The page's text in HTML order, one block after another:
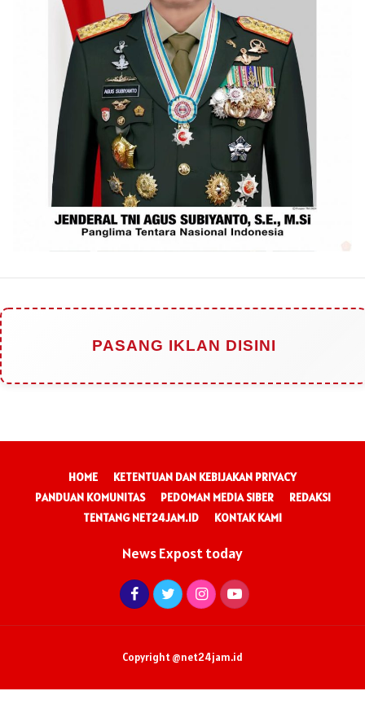
PASANG IKLAN DISINI
HOME
KETENTUAN DAN KEBIJAKAN PRIVACY
PANDUAN KOMUNITAS
PEDOMAN MEDIA SIBER
REDAKSI
TENTANG NET24JAM.ID
KONTAK KAMI
News Expost today
Copyright @net24jam.id